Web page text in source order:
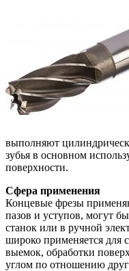
выполняют
зубья в основном
поверхности.
Сфера применения
Концевые фрезы
пазов и уступов, могут
станок или в ручной
широко применяется для
выемок, обработки
углом по отношению друг